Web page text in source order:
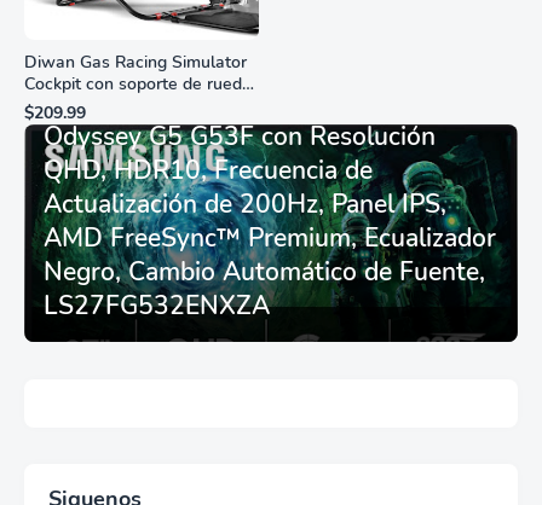
Diwan Gas Racing Simulator
Cockpit con soporte de rueda
de carreras plegable y
asiento - Logitech
G29/920/923/27/25,
Thrustmaster
T248/X/T300RS/T150/458/TX
$209.99
Monitor Gamer SAMSUNG 27”
Odyssey G5 G53F con Resolución
QHD, HDR10, Frecuencia de
Actualización de 200Hz, Panel IPS,
AMD FreeSync™ Premium, Ecualizador
Negro, Cambio Automático de Fuente,
LS27FG532ENXZA
Siguenos